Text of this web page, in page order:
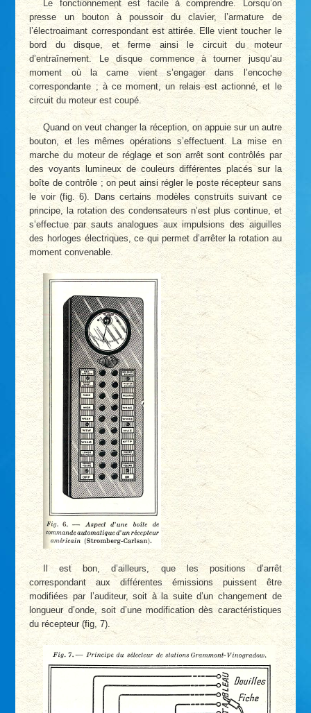
Le fonctionnement est facile à comprendre. Lorsqu’on
presse un bouton à poussoir du clavier, l’armature de
l’électroaimant correspondant est attirée. Elle vient toucher le
bord du disque, et ferme ainsi le circuit du moteur
d’entraînement. Le disque commence à tourner jusqu’au
moment où la came vient s’engager dans l’encoche
correspondante ; à ce moment, un relais est actionné, et le
circuit du moteur est coupé.
Quand on veut changer la réception, on appuie sur un autre
bouton, et les mêmes opérations s’effectuent. La mise en
marche du moteur de réglage et son arrêt sont contrôlés par
des voyants lumineux de couleurs différentes placés sur la
boîte de contrôle ; on peut ainsi régler le poste récepteur sans
le voir (fig. 6). Dans certains modèles construits suivant ce
principe, la rotation des condensateurs n’est plus continue, et
s’effectue par sauts analogues aux impulsions des aiguilles
des horloges électriques, ce qui permet d’arrêter la rotation au
moment convenable.
Il est bon, d’ailleurs, que les positions d’arrêt
correspondant aux différentes émissions puissent être
modifiées par l’auditeur, soit à la suite d’un changement de
longueur d’onde, soit d’une modification dès caractéristiques
du récepteur (fig, 7).